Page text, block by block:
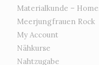
Materialkunde –
Meerjungfrauen Rock
My Account
Nähkurse
Nahtzugabe